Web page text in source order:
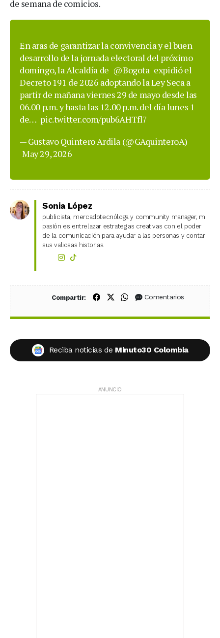
de semana de comicios.
En aras de garantizar la convivencia y el buen
desarrollo de la jornada electoral del próximo
domingo, la Alcaldía de @Bogota expidió el
Decreto 191 de 2026 adoptando la Ley Seca a
partir de mañana viernes 29 de mayo desde las
06.00 p.m. y hasta las 12.00 p.m. del día lunes 1
de… pic.twitter.com/pub6AHTfl7
— Gustavo Quintero Ardila (@GAquinteroA)
May 29, 2026
Sonia López
publicista, mercadotecnóloga y community manager, mi
pasión es entrelazar estrategias creativas con el poder
de la comunicación para ayudar a las personas y contar
sus valiosas historias.
Compartir: Compartir en Facebook
Compartir en X (Twitter)
Compartir en WhatsApp
Comentarios
Reciba noticias de Minuto30 Colombia
ANUNCIO